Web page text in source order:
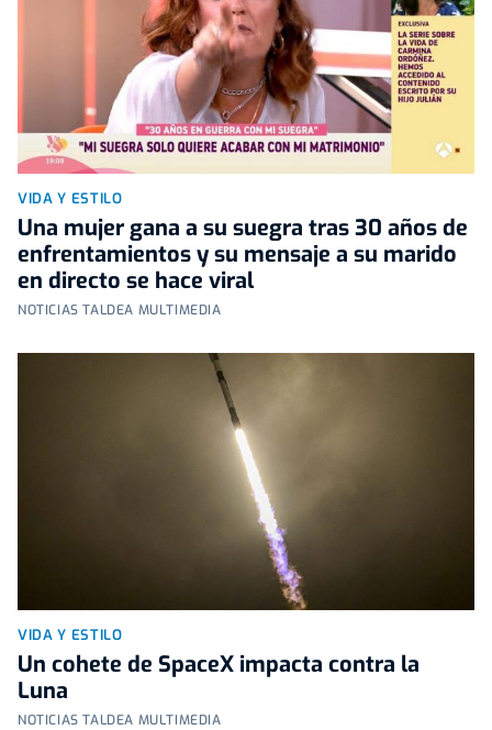
VIDA Y ESTILO
Una mujer gana a su suegra tras 30 años de
enfrentamientos y su mensaje a su marido
en directo se hace viral
NOTICIAS TALDEA MULTIMEDIA
VIDA Y ESTILO
Un cohete de SpaceX impacta contra la
Luna
NOTICIAS TALDEA MULTIMEDIA